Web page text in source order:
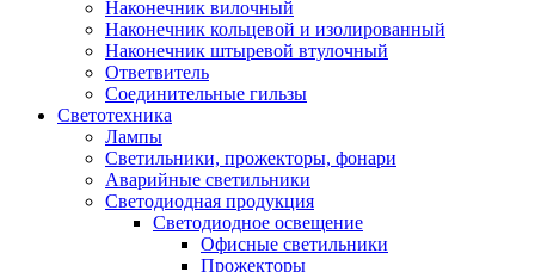
Наконечник вилочный
Наконечник кольцевой и изолированный
Наконечник штыревой втулочный
Ответвитель
Соединительные гильзы
Светотехника
Лампы
Светильники, прожекторы, фонари
Аварийные светильники
Светодиодная продукция
Светодиодное освещение
Офисные светильники
Прожекторы